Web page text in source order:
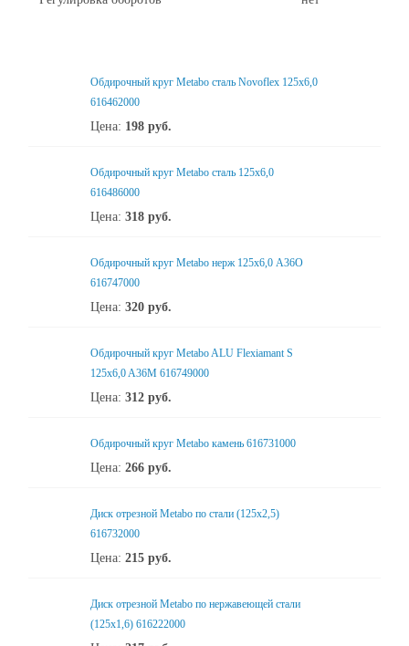
Обдирочный круг Metabo сталь Novoflex 125x6,0
616462000
Цена: 198 руб.
Обдирочный круг Metabo сталь 125x6,0
616486000
Цена: 318 руб.
Обдирочный круг Metabo нерж 125x6,0 А36О
616747000
Цена: 320 руб.
Обдирочный круг Metabo ALU Flexiamant S
125x6,0 A36M 616749000
Цена: 312 руб.
Обдирочный круг Metabo камень 616731000
Цена: 266 руб.
Диск отрезной Metabo по стали (125x2,5)
616732000
Цена: 215 руб.
Диск отрезной Metabo по нержавеющей стали
(125x1,6) 616222000